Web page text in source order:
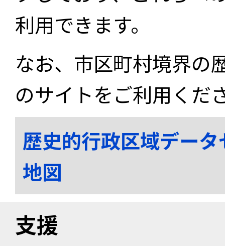
利用できます。
なお、市区町村境界の
のサイトをご利用くだ
歴史的行政区域デー
地図
支援